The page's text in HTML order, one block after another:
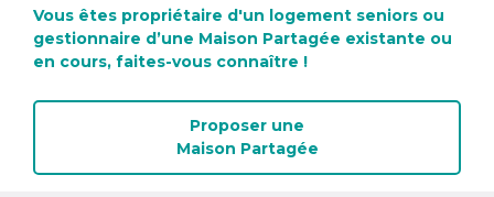
Vous êtes propriétaire d'un logement seniors ou
gestionnaire d’une Maison Partagée existante ou
en cours, faites-vous connaître !
Proposer une
Maison Partagée